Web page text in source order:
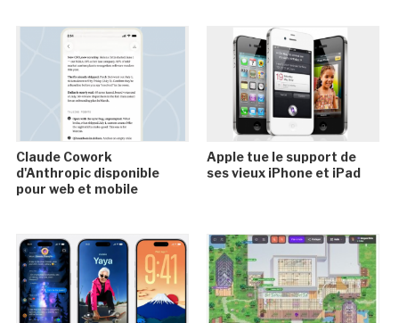
Claude Cowork
d'Anthropic disponible
pour web et mobile
Apple tue le support de
ses vieux iPhone et iPad